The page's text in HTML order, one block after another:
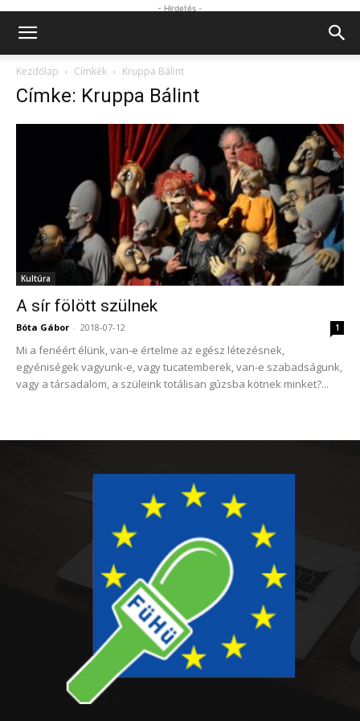
- Hirdetés -
Kezdőlap Címkék Kruppa Bálint
Címke: Kruppa Bálint
Kultúra
A sír fölött szülnek
Bóta Gábor - 2018-07-12 1
Mi a fenéért élünk, van-e értelme az egész létezésnek,
egyéniségek vagyunk-e, vagy tucatemberek, van-e szabadságunk,
vagy a társadalom, a szüleink totálisan gúzsba kötnek minket?...